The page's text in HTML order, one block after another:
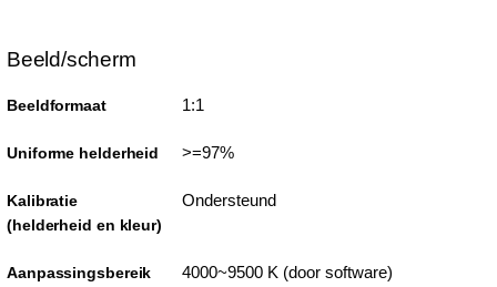
Beeld/scherm
Beeldformaat 1:1
Uniforme helderheid >=97%
Kalibratie
(helderheid en kleur)
Ondersteund
Aanpassingsbereik
4000~9500 K (door software)